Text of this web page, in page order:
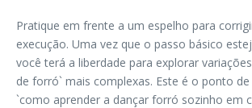
Pratique em frente a um espelho para
execução. Uma vez que o passo básico
você terá a liberdade para explorar
de forró` mais complexas. Este é o ponto
`como aprender a dançar forró sozinho em